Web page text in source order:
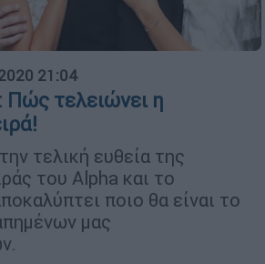
21:04
τελειώνει η
τελική ευθεία της
του Alpha και το
ποιο θα είναι το
μας